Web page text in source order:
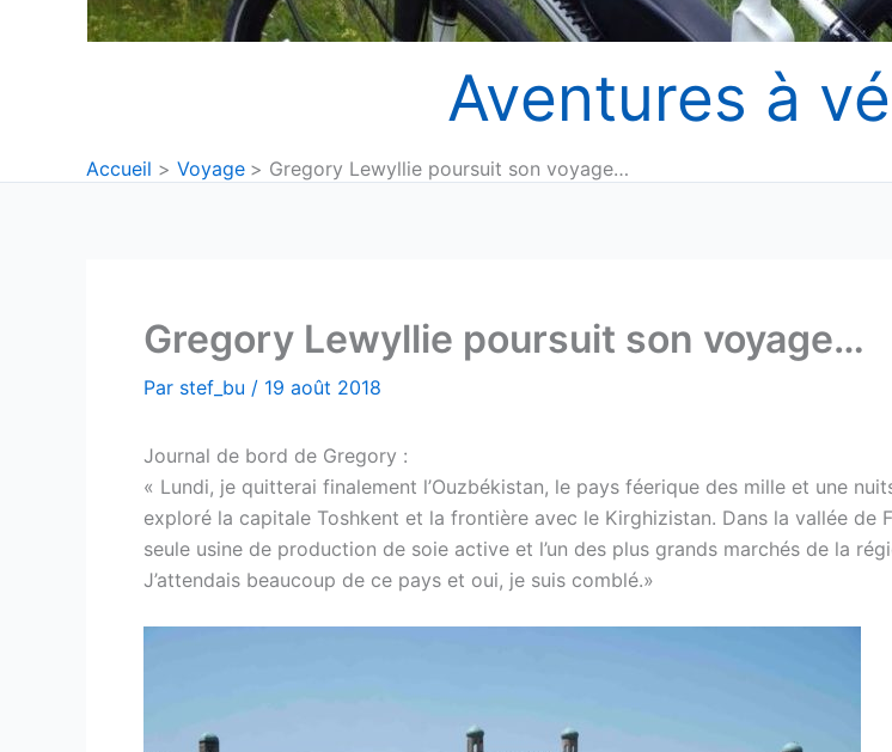
Aventures à
Accueil Voyage Gregory Lewyllie poursuit son voyage…
Gregory Lewyllie poursuit son voyage…
Par stef_bu / 19 août 2018
Journal de bord de Gregory :
« Lundi, je quitterai finalement l’Ouzbékistan, le pays féerique des mille et une
exploré la capitale Toshkent et la frontière avec le Kirghizistan. Dans la vallée de
seule usine de production de soie active et l’un des plus grands marchés de la
J’attendais beaucoup de ce pays et oui, je suis comblé.»